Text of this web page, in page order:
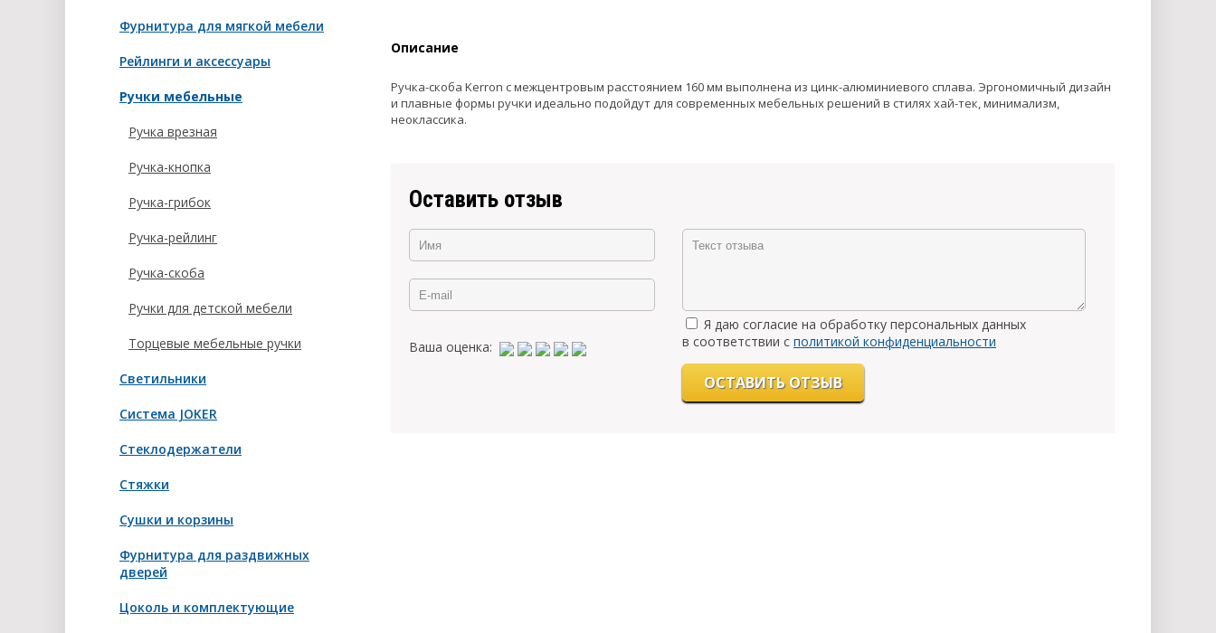
Фурнитура для мягкой мебели
Рейлинги и аксессуары
Ручки мебельные
Ручка врезная
Ручка-кнопка
Ручка-грибок
Ручка-рейлинг
Ручка-скоба
Ручки для детской мебели
Торцевые мебельные ручки
Светильники
Система JOKER
Стеклодержатели
Стяжки
Сушки и корзины
Фурнитура для раздвижных
дверей
Цоколь и комплектующие
Описание
Ручка-скоба Kerron с межцентровым расстоянием 160 мм выполнена из цинк-алюминиевого сплава. Эргономичный дизайн
и плавные формы ручки идеально подойдут для современных мебельных решений в стилях хай-тек, минимализм,
неоклассика.
Оставить отзыв
Ваша оценка:
Я даю согласие на обработку персональных данных
в соответствии с политикой конфиденциальности